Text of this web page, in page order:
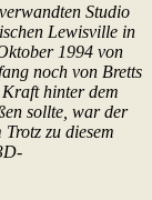
Studio
Lewisville in
1994 von
noch von Bretts
hinter dem
sollte, war der
zu diesem